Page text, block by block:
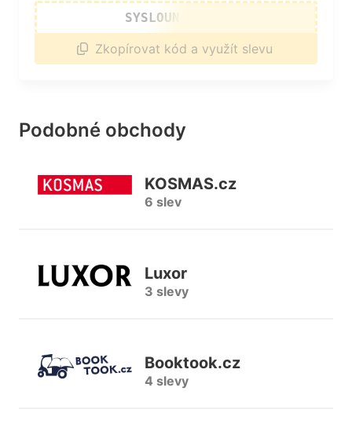
SYSLOUN45AFKD
Zkopírovat kód a využít slevu
Podobné obchody
KOSMAS.cz
6 slev
Luxor
3 slevy
Booktook.cz
4 slevy